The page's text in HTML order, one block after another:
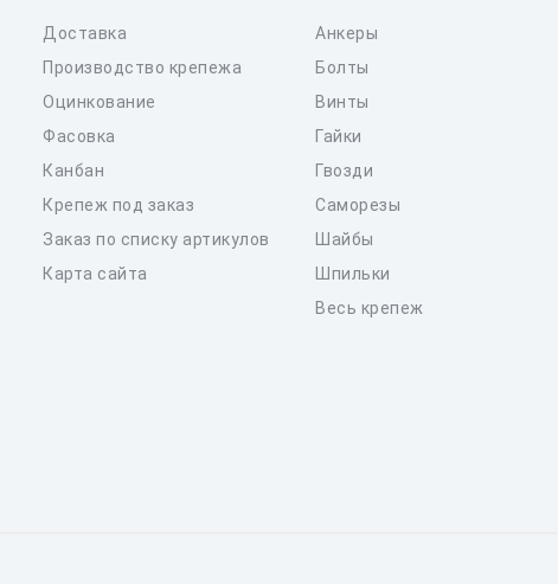
Доставка
Производство крепежа
Оцинкование
Фасовка
Канбан
Крепеж под заказ
Заказ по списку артикулов
Карта сайта
Анкеры
Болты
Винты
Гайки
Гвозди
Саморезы
Шайбы
Шпильки
Весь крепеж